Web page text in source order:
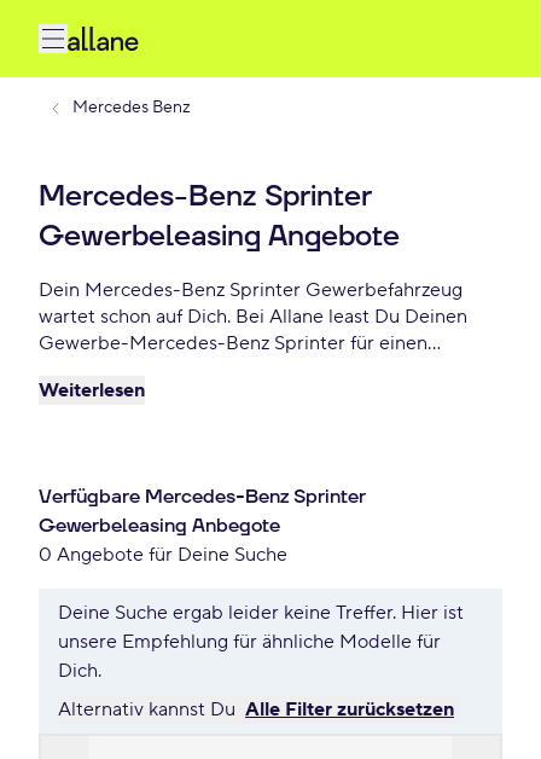
Mercedes Benz
Mercedes-Benz Sprinter
Gewerbeleasing Angebote
Dein Mercedes-Benz Sprinter Gewerbefahrzeug
wartet schon auf Dich. Bei Allane least Du Deinen
Gewerbe-Mercedes-Benz Sprinter für einen
der Laufzeit ob Du Dein Mercedes-Benz Sprinter
Weiterlesen
Verfügbare Mercedes-Benz Sprinter
Gewerbeleasing Anbegote
0 Angebote für Deine Suche
Deine Suche ergab leider keine Treffer. Hier ist
unsere Empfehlung für ähnliche Modelle für
Dich.
Alternativ kannst Du Alle Filter zurücksetzen